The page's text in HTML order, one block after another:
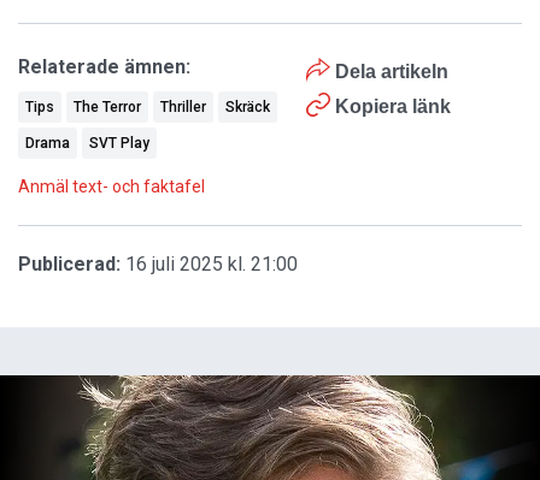
Dela artikeln
Kopiera länk
Relaterade ämnen:
Tips The Terror Thriller Skräck
Drama SVT Play
Anmäl text- och faktafel
Publicerad: 16 juli 2025 kl. 21:00